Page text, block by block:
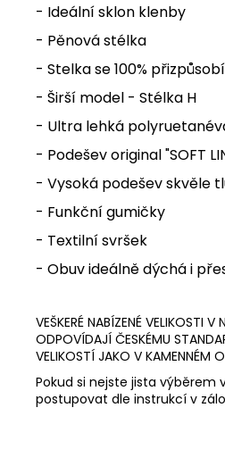
- Ideální sklon klenby
- Pěnová stélka
- Stelka se 100%
- Širší model - Stélka H
- Ultra lehká
- Podešev original "SOFT
- Vysoká podešev skvěle
- Funkční gumičky
- Textilní svršek
- Obuv ideálně dýchá i
VEŠKERÉ NABÍZENÉ VELIKOSTI V
ODPOVÍDAJÍ ČESKÉMU
VELIKOSTÍ JAKO V KAMENNÉM
Pokud si nejste jista výběrem
postupovat dle instrukcí v